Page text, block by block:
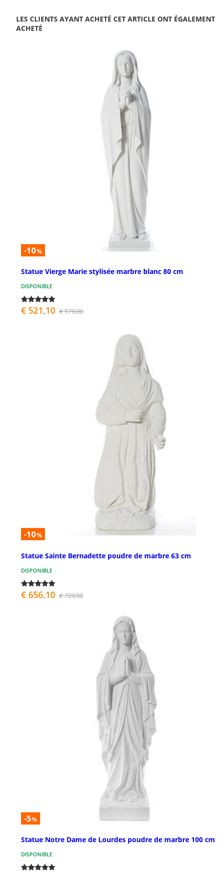
LES CLIENTS AYANT ACHETÉ CET ARTICLE ONT ÉGALEMENT
ACHETÉ
-10%
Statue Vierge Marie stylisée marbre blanc 80 cm
DISPONIBLE
€ 521,10 € 579,00
-10%
Statue Sainte Bernadette poudre de marbre 63 cm
DISPONIBLE
€ 656,10 € 729,00
-5%
Statue Notre Dame de Lourdes poudre de marbre 100 cm
DISPONIBLE